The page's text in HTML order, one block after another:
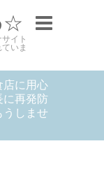
☆
イト
いま
店に用心
再発防
しませ